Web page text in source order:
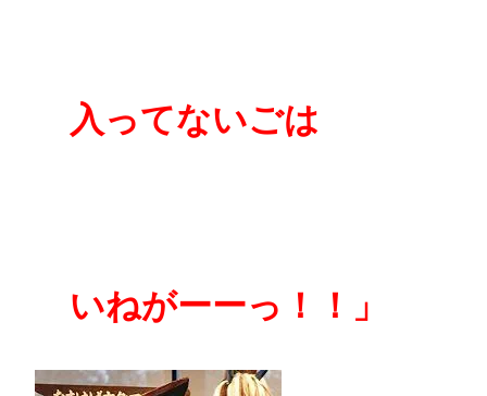
入ってないごは
いねがーーっ！！」